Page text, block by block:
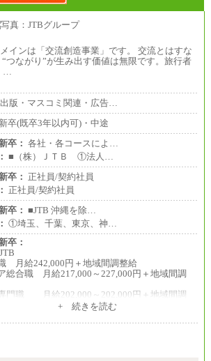
インは「交流創造事業」です。 交流とはすな
つながり”が生み出す価値は無限です。旅行者
…
版・マスコミ関連・広告…
卒(既卒3年以内可)・中途
卒： 各社・各コースによ…
■（株）ＪＴＢ ①法人…
卒： 正社員/契約社員
正社員/契約社員
卒： ■JTB 沖縄を除…
①埼玉、千葉、東京、神…
卒：
月給242,000円＋地域間調整給
総合職 月給217,000～227,000円＋地域間調
門職 月給202,000～202,000円＋地域間調
月給208,000～235,000円
+ 続きを読む